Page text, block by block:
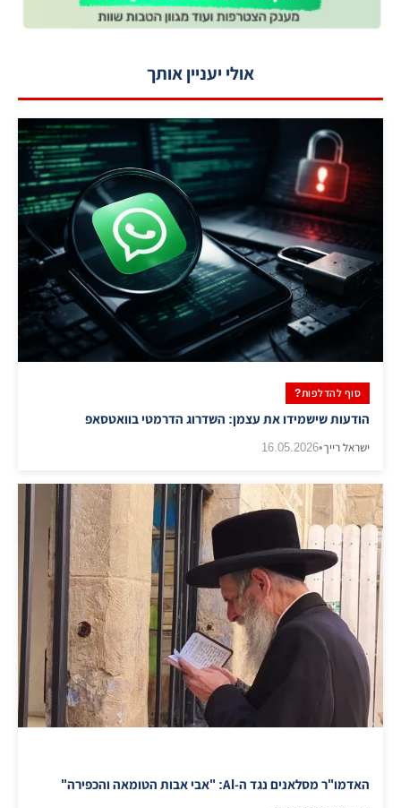
אולי יעניין אותך
סוף להדלפות?
הודעות שישמידו את עצמן: השדרוג הדרמטי בוואטסאפ
ישראל רייך•
16.05.2026
האדמו"ר מסלאנים נגד ה-AI: "אבי אבות הטומאה והכפירה"